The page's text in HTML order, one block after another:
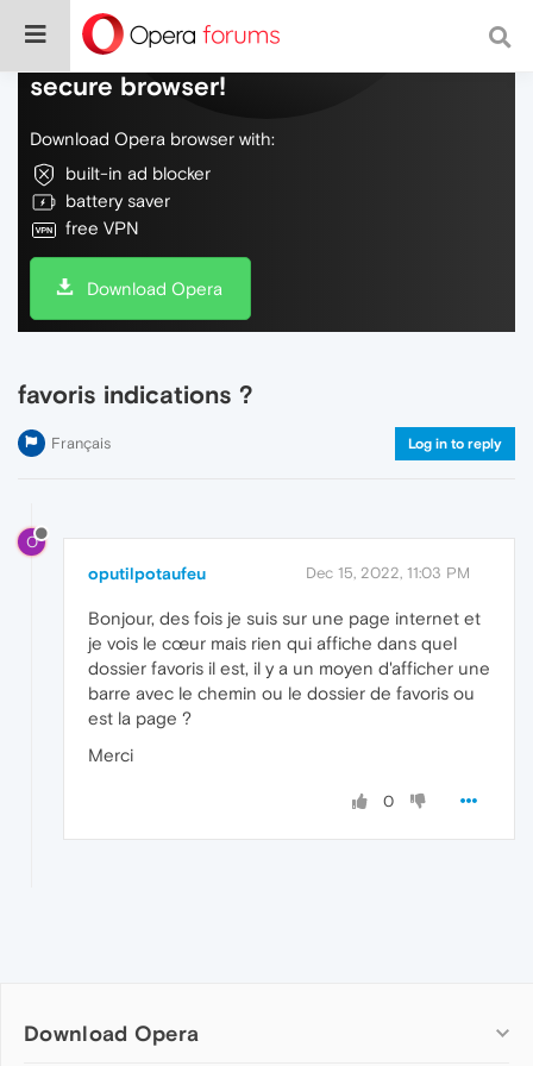
Do more on the web, with a fast and
secure browser!
Download Opera browser with:
built-in ad blocker
battery saver
free VPN
Download Opera
favoris indications ?
Français Log in to reply
O
oputilpotaufeu Dec 15, 2022, 11:03 PM
Bonjour, des fois je suis sur une page internet et
je vois le cœur mais rien qui affiche dans quel
dossier favoris il est, il y a un moyen d'afficher une
barre avec le chemin ou le dossier de favoris ou
est la page ?
Merci
0
Download Opera